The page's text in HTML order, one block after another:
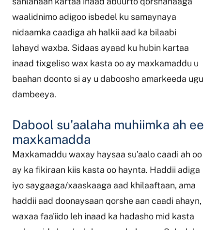
waalidnimo adigoo isbedel ku samaynaya
nidaamka caadiga ah halkii aad ka bilaabi
lahayd waxba. Sidaas ayaad ku hubin kartaa
inaad tixgeliso wax kasta oo ay maxkamaddu u
baahan doonto si ay u daboosho amarkeeda ugu
dambeeya.
Dabool su'aalaha muhiimka ah ee
maxkamadda
Maxkamaddu waxay haysaa su'aalo caadi ah oo
ay ka fikiraan kiis kasta oo haynta. Haddii adiga
iyo saygaaga/xaaskaaga aad khilaaftaan, ama
haddii aad doonaysaan qorshe aan caadi ahayn,
waxaa faa'iido leh inaad ka hadasho mid kasta